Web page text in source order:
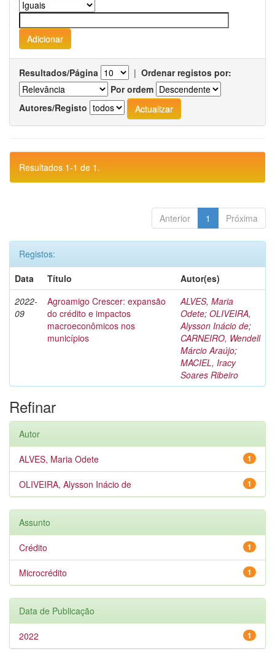
Resultados/Página | Ordenar registos por:
Por ordem
Autores/Registo
Resultados 1-1 de 1.
Anterior 1 Próxima
Registos:
Data
Título
Autor(es)
2022-
09
Agroamigo Crescer: expansão
do crédito e impactos
macroeconômicos nos
municípios
ALVES, Maria
Odete; OLIVEIRA,
Alysson Inácio de;
CARNEIRO, Wendell
Márcio Araújo;
MACIEL, Iracy
Soares Ribeiro
Refinar
Autor
1
ALVES, Maria Odete
1
OLIVEIRA, Alysson Inácio de
Assunto
1
Crédito
1
Microcrédito
Data de Publicação
1
2022